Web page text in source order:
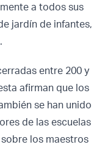
a todos sus
jardín de infantes,
entre 200 y
afirman que los
se han unido
de las escuelas
los maestros